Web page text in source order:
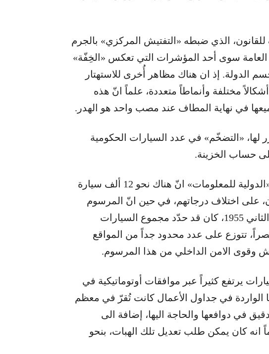
الذي ضبطه «التفتيش المركزي» بالجرم
سوى أحد المؤشرات التي تعكس «الخِفّة»
الدولة. إذ ان هناك مظاهر أُخرى للاستهتار
مختلفة وأنماطاً متعددة، علماً انّ هذه
في نهاية المطاف عند مصب واحد هو الهدر.
لها، «التضخّم» في عدد السيارات الحكومية
حساب الخزينة.
ويفيد تقرير قيد الإعداد، لدى شركة «الدولية للمعلومات» انّ هناك نحو 12 ألف سيارة
على اختلاف درجاتهم، في حين انّ المرسوم
الرقم 27 الصادر في تاريخ 18 كانون الثاني 1955، كان قد حدّد مجموع السيارات
بها بـ11 سيارة حصراً، تتوزع على عدد محدود جداً من المواقع
وقوى الامن الداخلي من هذا المرسوم.
يرتفع كثيراً عبر موافقات أوتوماتيكية في
الواردة في جداول الأعمال كانت تُقرّ في معظم
في دوافعها والحاجة اليها، إضافة الى
كان يمكن طلب تعديل تلك الهبات، بنحو